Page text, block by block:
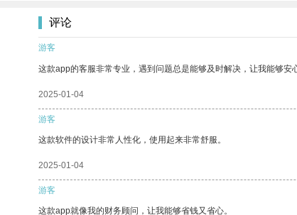
评论
游客
这款app的客服非常专业，遇到问题总是能够及时解决，让我能够安
2025-01-04
游客
这款软件的设计非常人性化，使用起来非常舒服。
2025-01-04
游客
这款app就像我的财务顾问，让我能够省钱又省心。